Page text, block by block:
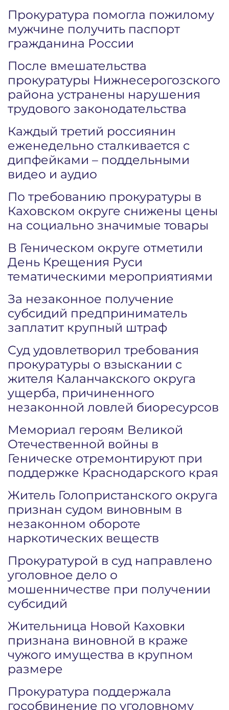
Прокуратура помогла пожилому
мужчине получить паспорт
гражданина России
После вмешательства
прокуратуры Нижнесерогозского
района устранены нарушения
трудового законодательства
Каждый третий россиянин
еженедельно сталкивается с
дипфейками – поддельными
видео и аудио
По требованию прокуратуры в
Каховском округе снижены цены
на социально значимые товары
В Геническом округе отметили
День Крещения Руси
тематическими мероприятиями
За незаконное получение
субсидий предприниматель
заплатит крупный штраф
Суд удовлетворил требования
прокуратуры о взыскании с
жителя Каланчакского округа
ущерба, причиненного
незаконной ловлей биоресурсов
Мемориал героям Великой
Отечественной войны в
Геническе отремонтируют при
поддержке Краснодарского края
Житель Голопристанского округа
признан судом виновным в
незаконном обороте
наркотических веществ
Прокуратурой в суд направлено
уголовное дело о
мошенничестве при получении
субсидий
Жительница Новой Каховки
признана виновной в краже
чужого имущества в крупном
размере
Прокуратура поддержала
гособвинение по уголовному